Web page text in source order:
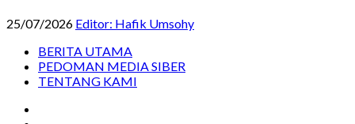
25/07/2026 Editor: Hafik Umsohy
BERITA UTAMA
PEDOMAN MEDIA SIBER
TENTANG KAMI